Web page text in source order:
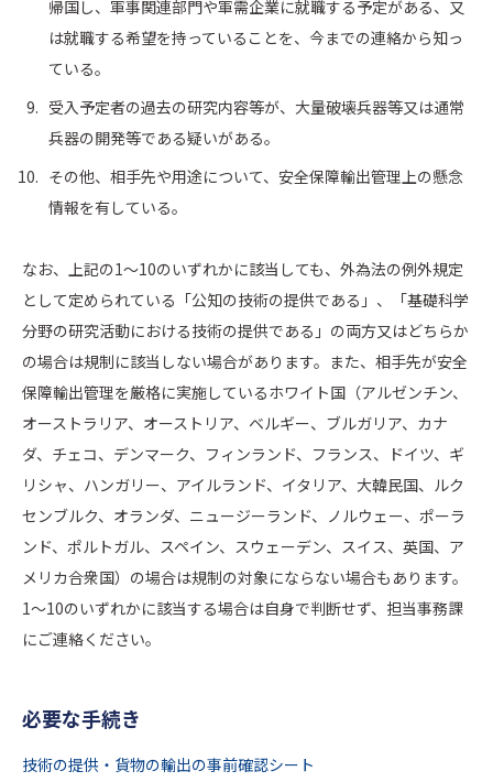
帰国し、軍事関連部門や軍需企業に就職する予定がある、又
は就職する希望を持っていることを、今までの連絡から知っ
ている。
受入予定者の過去の研究内容等が、大量破壊兵器等又は通常
兵器の開発等である疑いがある。
その他、相手先や用途について、安全保障輸出管理上の懸念
情報を有している。
なお、上記の1～10のいずれかに該当しても、外為法の例外規定
として定められている「公知の技術の提供である」、「基礎科学
分野の研究活動における技術の提供である」の両方又はどちらか
の場合は規制に該当しない場合があります。また、相手先が安全
保障輸出管理を厳格に実施しているホワイト国（アルゼンチン、
オーストラリア、オーストリア、ベルギー、ブルガリア、カナ
ダ、チェコ、デンマーク、フィンランド、フランス、ドイツ、ギ
リシャ、ハンガリー、アイルランド、イタリア、大韓民国、ルク
センブルク、オランダ、ニュージーランド、ノルウェー、ポーラ
ンド、ポルトガル、スペイン、スウェーデン、スイス、英国、ア
メリカ合衆国）の場合は規制の対象にならない場合もあります。
1～10のいずれかに該当する場合は自身で判断せず、担当事務課
にご連絡ください。
必要な手続き
技術の提供・貨物の輸出の事前確認シート